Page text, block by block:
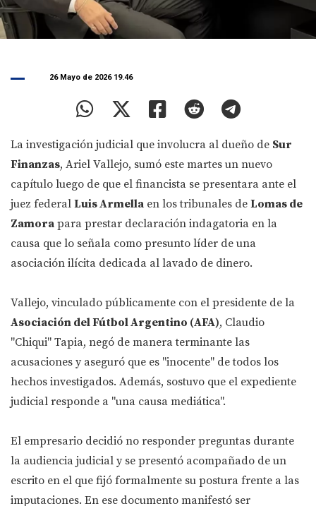
26 Mayo de 2026 19.46
La investigación judicial que involucra al dueño de Sur
Finanzas, Ariel Vallejo, sumó este martes un nuevo
capítulo luego de que el financista se presentara ante el
juez federal Luis Armella en los tribunales de Lomas de
Zamora para prestar declaración indagatoria en la
causa que lo señala como presunto líder de una
asociación ilícita dedicada al lavado de dinero.
Vallejo, vinculado públicamente con el presidente de la
Asociación del Fútbol Argentino (AFA), Claudio
"Chiqui" Tapia, negó de manera terminante las
acusaciones y aseguró que es "inocente" de todos los
hechos investigados. Además, sostuvo que el expediente
judicial responde a "una causa mediática".
El empresario decidió no responder preguntas durante
la audiencia judicial y se presentó acompañado de un
escrito en el que fijó formalmente su postura frente a las
imputaciones. En ese documento manifestó ser